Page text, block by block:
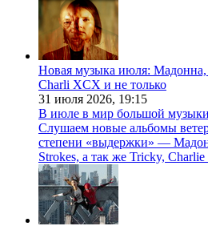
Новая музыка июля: Мадонна,
Charli XCX и не только
31 июля 2026, 19:15
В июле в мир большой
Слушаем новые альбомы
степени «выдержки» —
Strokes, а так же Tricky,